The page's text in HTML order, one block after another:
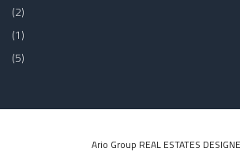
(2)
(1)
(5)